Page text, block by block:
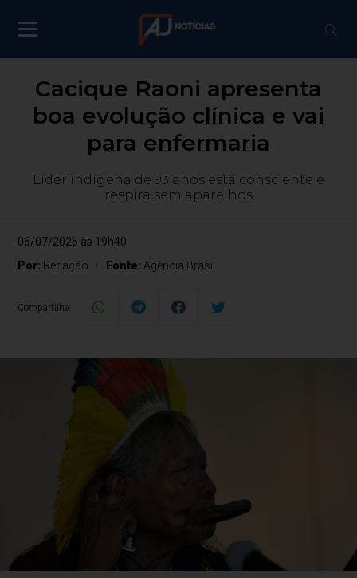
Cacique Raoni apresenta
boa evolução clínica e vai
para enfermaria
Líder indígena de 93 anos está consciente e
respira sem aparelhos
06/07/2026 às 19h40
Por: Redação Fonte: Agência Brasil
Compartilhe: